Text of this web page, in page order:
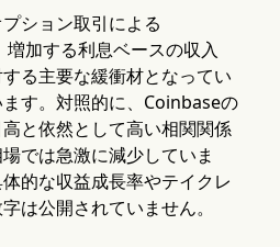
ション取引による
加する利息ベースの収入
る主要な緩衝材となってい
す。対照的に、Coinbaseの
と依然として高い相関関係
では急激に減少していま
的な収益成長率やテイクレ
は公開されていません。